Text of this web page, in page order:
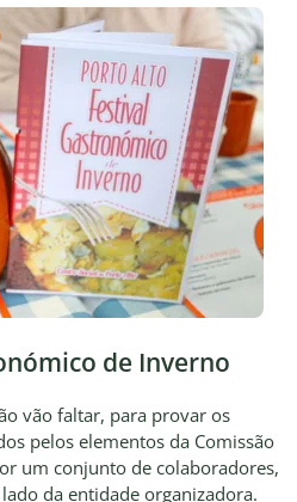
de Inverno
vão faltar, para provar os
pelos elementos da Comissão
um conjunto de colaboradores,
da entidade organizadora.